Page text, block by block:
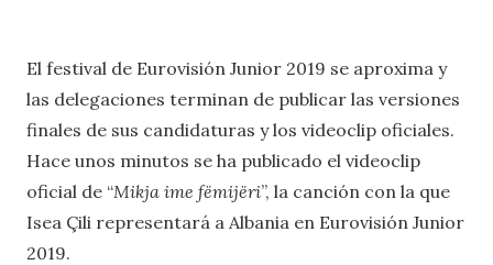
El festival de Eurovisión Junior 2019 se aproxima y
las delegaciones terminan de publicar las versiones
finales de sus candidaturas y los videoclip oficiales.
Hace unos minutos se ha publicado el videoclip
oficial de “Mikja ime fëmijëri”, la canción con la que
Isea Çili representará a Albania en Eurovisión Junior
2019.